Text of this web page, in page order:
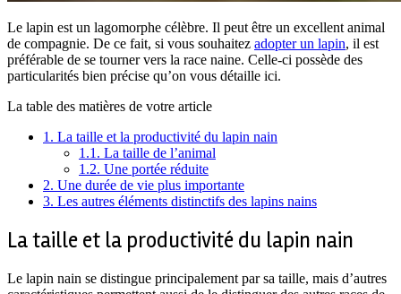
Le lapin est un lagomorphe célèbre. Il peut être un excellent animal
de compagnie. De ce fait, si vous souhaitez adopter un lapin, il est
préférable de se tourner vers la race naine. Celle-ci possède des
particularités bien précise qu’on vous détaille ici.
La table des matières de votre article
1. La taille et la productivité du lapin nain
1.1. La taille de l’animal
1.2. Une portée réduite
2. Une durée de vie plus importante
3. Les autres éléments distinctifs des lapins nains
La taille et la productivité du lapin nain
Le lapin nain se distingue principalement par sa taille, mais d’autres